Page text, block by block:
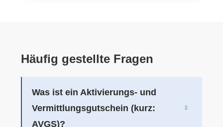
Häufig gestellte Fragen
Was ist ein Aktivierungs- und
Vermittlungsgutschein (kurz:
AVGS)?